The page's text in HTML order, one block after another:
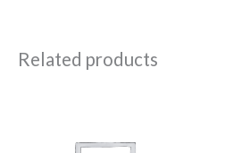
Related products